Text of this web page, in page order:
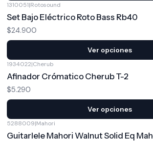
1310051|Rotosound
Set Bajo Eléctrico Roto Bass Rb40
$24.900
Ver opciones
1934022|Cherub
Afinador Crómatico Cherub T-2
$5.290
Ver opciones
5288009|Mahori
Guitarlele Mahori Walnut Solid Eq